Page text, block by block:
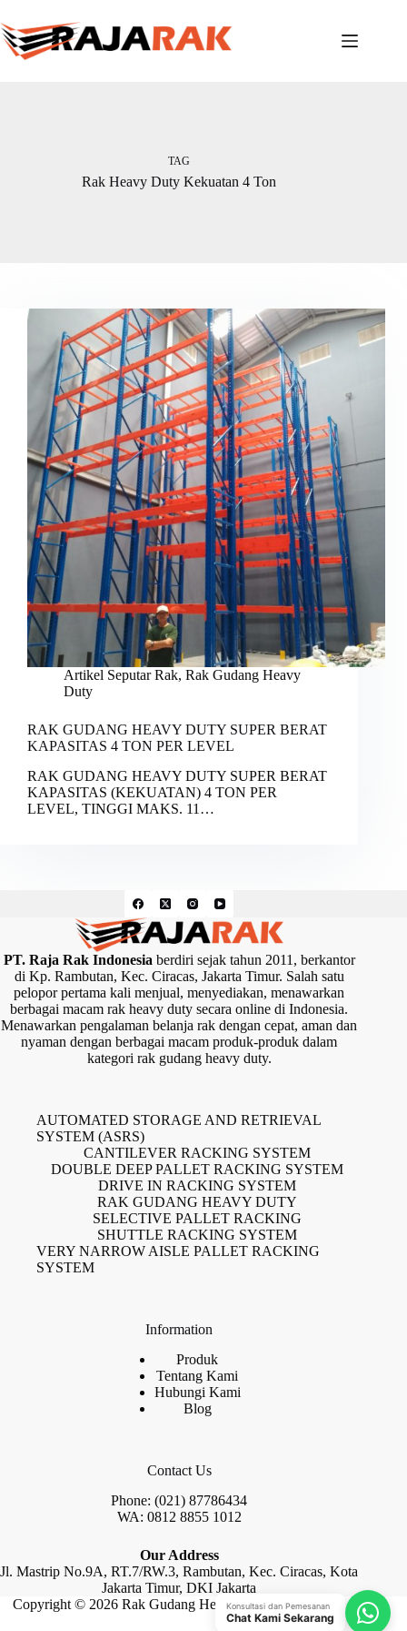
to
content
TAG
Rak Heavy Duty Kekuatan 4 Ton
Artikel Seputar Rak, Rak Gudang Heavy
Duty
RAK GUDANG HEAVY DUTY SUPER BERAT
KAPASITAS 4 TON PER LEVEL
RAK GUDANG HEAVY DUTY SUPER BERAT
KAPASITAS (KEKUATAN) 4 TON PER
LEVEL, TINGGI MAKS. 11…
PT. Raja Rak Indonesiaberdiri sejak tahun 2011, berkantor
di Kp. Rambutan, Kec. Ciracas, Jakarta Timur. Salah satu
pelopor pertama kali menjual, menyediakan, menawarkan
berbagai macam rak heavy duty secara online di Indonesia.
Menawarkan pengalaman belanja rak dengan cepat, aman dan
nyaman dengan berbagai macam produk-produk dalam
kategori rak gudang heavy duty.
AUTOMATED STORAGE AND RETRIEVAL
SYSTEM (ASRS)
CANTILEVER RACKING SYSTEM
DOUBLE DEEP PALLET RACKING SYSTEM
DRIVE IN RACKING SYSTEM
RAK GUDANG HEAVY DUTY
SELECTIVE PALLET RACKING
SHUTTLE RACKING SYSTEM
VERY NARROW AISLE PALLET RACKING
SYSTEM
Information
Produk
Tentang Kami
Hubungi Kami
Blog
Contact Us
Phone: (021) 87786434
WA: 0812 8855 1012
Our Address
Jl. Mastrip No.9A, RT.7/RW.3, Rambutan, Kec. Ciracas, Kota
Jakarta Timur, DKI Jakarta
Copyright © 2026 Rak Gudang Heayy Duty by Raja Rak
Konsultasi dan Pemesanan
Chat Kami Sekarang